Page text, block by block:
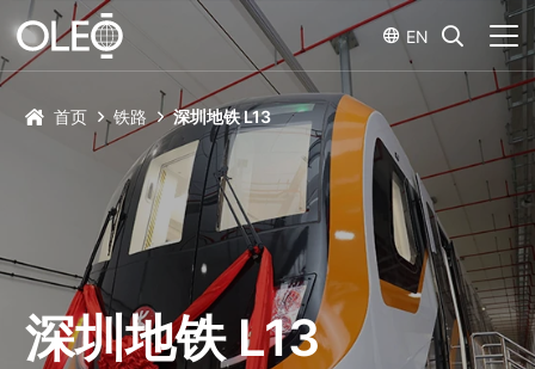
EN
首页 铁路 深圳地铁 L13
深圳地铁 L13